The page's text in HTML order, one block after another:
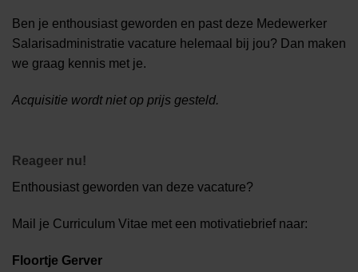
Ben je enthousiast geworden en past deze Medewerker
Salarisadministratie vacature helemaal bij jou? Dan maken
we graag kennis met je.
Acquisitie wordt niet op prijs gesteld.
Reageer nu!
Enthousiast geworden van deze vacature?
Mail je Curriculum Vitae met een motivatiebrief naar:
Floortje Gerver